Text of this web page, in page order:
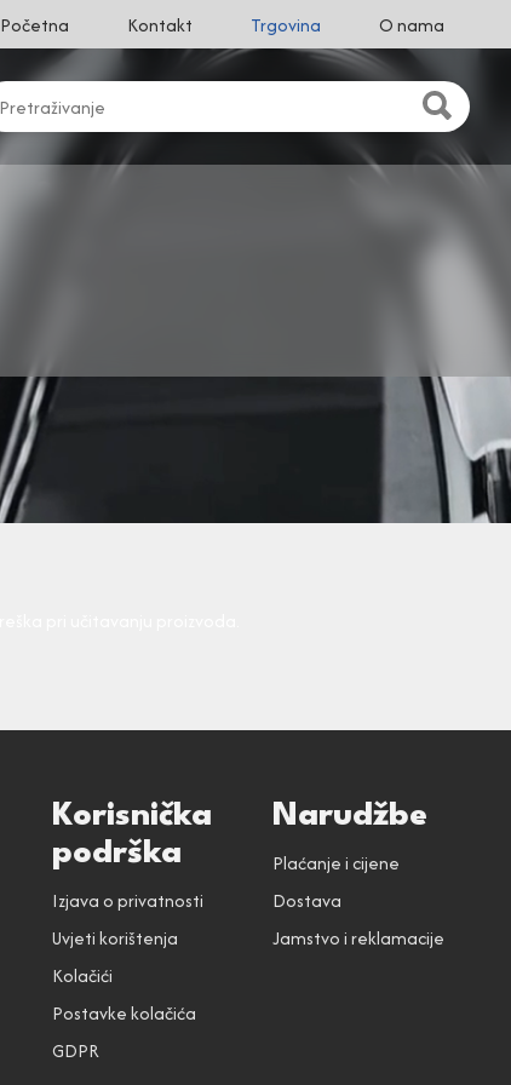
Početna Kontakt Trgovina O nama
Korisnička
podrška
Izjava o privatnosti
Uvjeti korištenja
Kolačići
Postavke kolačića
GDPR
Narudžbe
Plaćanje i cijene
Dostava
Jamstvo i reklamacije